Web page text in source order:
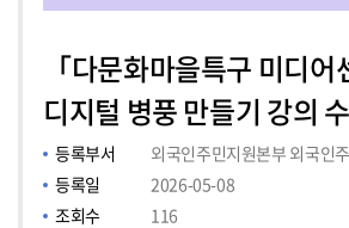
「다문화마을특구 미디
디지털 병풍 만들기 강의
등록부서
외국인주민지원본부 외국인
등록일
2026-05-08
조회수
116